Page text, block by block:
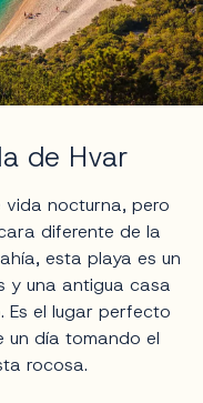
de Hvar
nocturna, pero
diferente de la
esta playa es un
y una antigua casa
Es el lugar perfecto
día tomando el
rocosa.